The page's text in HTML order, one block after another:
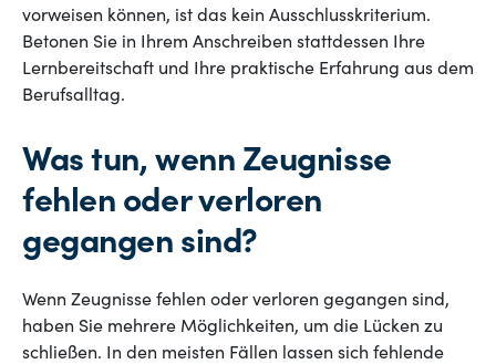
vorweisen können, ist das kein Ausschlusskriterium.
Betonen Sie in Ihrem Anschreiben stattdessen Ihre
Lernbereitschaft und Ihre praktische Erfahrung aus dem
Berufsalltag.
Was tun, wenn Zeugnisse
fehlen oder verloren
gegangen sind?
Wenn Zeugnisse fehlen oder verloren gegangen sind,
haben Sie mehrere Möglichkeiten, um die Lücken zu
schließen. In den meisten Fällen lassen sich fehlende